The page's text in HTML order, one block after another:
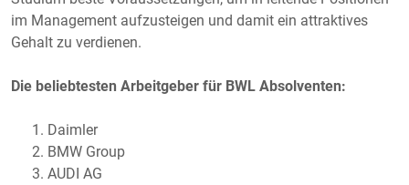
im Management aufzusteigen und damit ein attraktives
Gehalt zu verdienen.
Die beliebtesten Arbeitgeber für BWL Absolventen:
Daimler
BMW Group
AUDI AG